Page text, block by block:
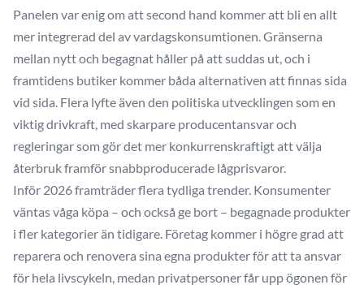
Panelen var enig om att second hand kommer att bli en allt
mer integrerad del av vardagskonsumtionen. Gränserna
mellan nytt och begagnat håller på att suddas ut, och i
framtidens butiker kommer båda alternativen att finnas sida
vid sida. Flera lyfte även den politiska utvecklingen som en
viktig drivkraft, med skarpare producentansvar och
regleringar som gör det mer konkurrenskraftigt att välja
återbruk framför snabbproducerade lågprisvaror.
Inför 2026 framträder flera tydliga trender. Konsumenter
väntas våga köpa – och också ge bort – begagnade produkter
i fler kategorier än tidigare. Företag kommer i högre grad att
reparera och renovera sina egna produkter för att ta ansvar
för hela livscykeln, medan privatpersoner får upp ögonen för